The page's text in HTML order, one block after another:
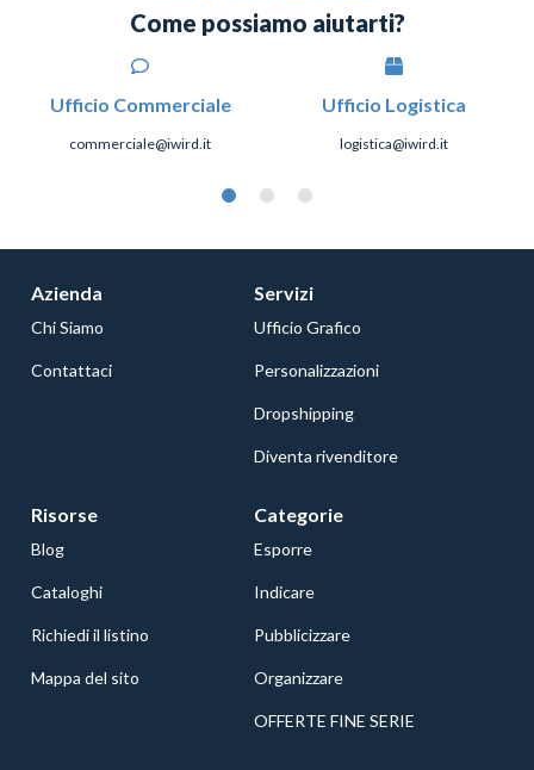
Come possiamo aiutarti?
Ufficio Commerciale
commerciale@iwird.it
Ufficio Logistica
logistica@iwird.it
Azienda
Chi Siamo
Contattaci
Servizi
Ufficio Grafico
Personalizzazioni
Dropshipping
Diventa rivenditore
Risorse
Blog
Cataloghi
Richiedi il listino
Mappa del sito
Categorie
Esporre
Indicare
Pubblicizzare
Organizzare
OFFERTE FINE SERIE